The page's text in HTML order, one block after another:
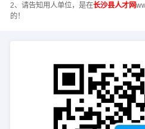
2、请告知用人单位，是在长沙县人才网
的！